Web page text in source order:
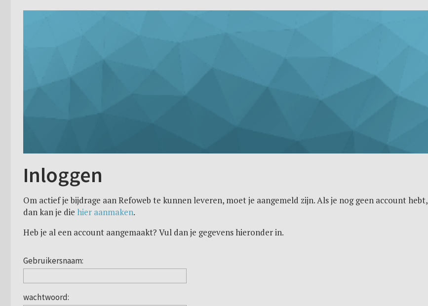
Inloggen
Om actief je bijdrage aan Refoweb te kunnen leveren, moet je aangemeld zijn. Als je nog geen account hebt,
dan kan je die hier aanmaken.
Heb je al een account aangemaakt? Vul dan je gegevens hieronder in.
Gebruikersnaam:
wachtwoord: